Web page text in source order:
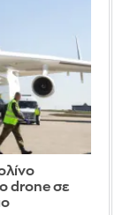
drone σε